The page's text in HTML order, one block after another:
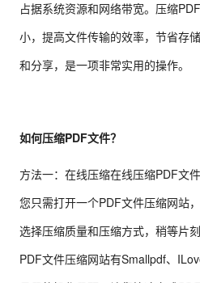
占据系统资源和网络带宽。压缩
小，提高文件传输的效率，节省存
和分享，是一项非常实用的操作。
如何压缩PDF文件？
方法一：在线压缩在线压缩PDF文
您只需打开一个PDF文件压缩网站
选择压缩质量和压缩方式，稍等片
PDF文件压缩网站有Smallpdf、